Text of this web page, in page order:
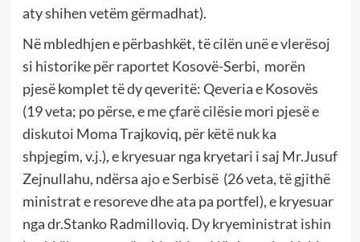
aty shihen vetëm gërmadhat).
Në mbledhjen e përbashkët, të cilën unë e vlerësoj
si historike për raportet Kosovë-Serbi, morën
pjesë komplet të dy qeveritë: Qeveria e Kosovës
(19 veta; po përse, e me çfarë cilësie mori pjesë e
diskutoi Moma Trajkoviq, për këtë nuk ka
shpjegim, v.j.), e kryesuar nga kryetari i saj Mr.Jusuf
Zejnullahu, ndërsa ajo e Serbisë (26 veta, të gjithë
ministrat e resoreve dhe ata pa portfel), e kryesuar
nga dr.Stanko Radmilloviq. Dy kryeministrat ishin